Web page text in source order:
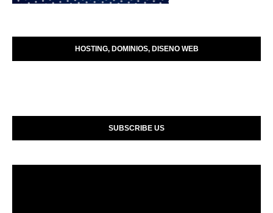
HOSTING, DOMINIOS, DISENO WEB
SUBSCRIBE US